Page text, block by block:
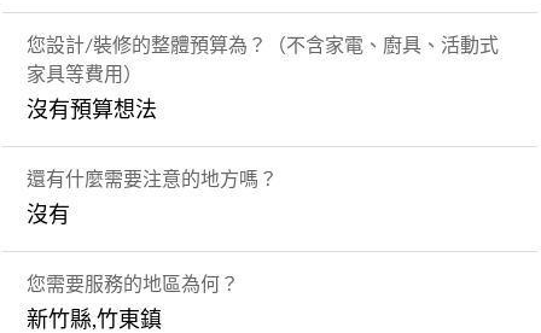
您設計/裝修的整體預算為？（不含家電、廚具、活動式
家具等費用）
沒有預算想法
還有什麼需要注意的地方嗎？
沒有
您需要服務的地區為何？
新竹縣,竹東鎮